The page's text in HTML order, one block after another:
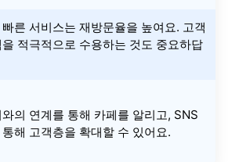
른 서비스는 재방문율을 높여요. 고객
적극적으로 수용하는 것도 중요하답
의 연계를 통해 카페를 알리고, SNS
해 고객층을 확대할 수 있어요.